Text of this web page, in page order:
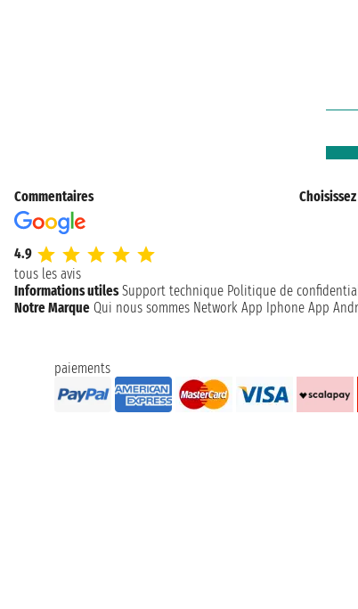
Commentaires
4.9
tous les avis
Informations utiles Support technique Politique de
Notre Marque Qui nous sommes Network App Iphone App
paiements